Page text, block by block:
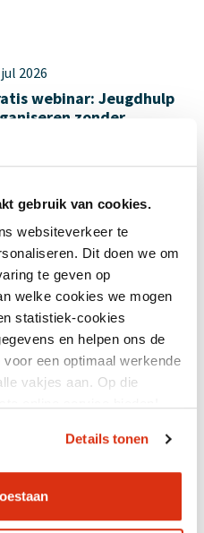
gebruik van cookies.
websiteverkeer te
Dit doen we om
te geven op
welke cookies we mogen
statistiek-cookies
en helpen ons de
een optimaal werkende
vakjes aan. Op die
Details tonen
2026
webinar: Jeugdhulp
zonder
jul 2026
webinar over intieme
herkennen wat
v...
2026
congres: